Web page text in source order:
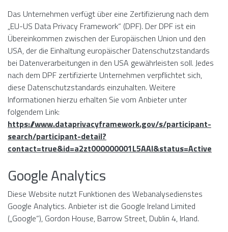
Das Unternehmen verfügt über eine Zertifizierung nach dem
„EU-US Data Privacy Framework“ (DPF). Der DPF ist ein
Übereinkommen zwischen der Europäischen Union und den
USA, der die Einhaltung europäischer Datenschutzstandards
bei Datenverarbeitungen in den USA gewährleisten soll. Jedes
nach dem DPF zertifizierte Unternehmen verpflichtet sich,
diese Datenschutzstandards einzuhalten. Weitere
Informationen hierzu erhalten Sie vom Anbieter unter
folgendem Link:
https://www.dataprivacyframework.gov/s/participant-
search/participant-detail?
contact=true&id=a2zt000000001L5AAI&status=Active
Google Analytics
Diese Website nutzt Funktionen des Webanalysedienstes
Google Analytics. Anbieter ist die Google Ireland Limited
(„Google“), Gordon House, Barrow Street, Dublin 4, Irland.